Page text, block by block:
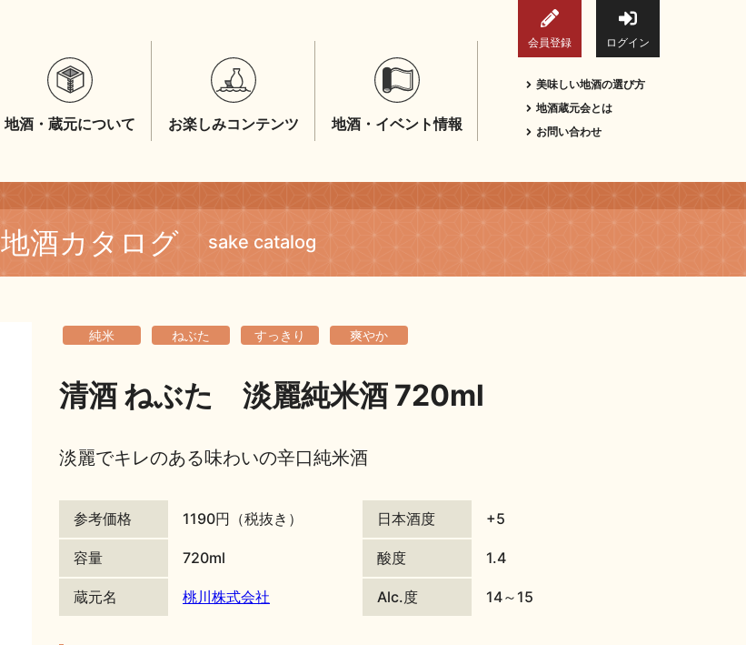
会員登録 ログイン
地酒・蔵元について お楽しみコンテンツ 地酒・イベント情報
美味しい地酒の選び方
地酒蔵元会とは
お問い合わせ
地酒カタログ sake catalog
純米 ねぶた すっきり 爽やか
清酒 ねぶた 淡麗純米酒 720ml
淡麗でキレのある味わいの辛口純米酒
参考価格 1190円（税抜き）
容量 720ml
蔵元名 桃川株式会社
日本酒度 +5
酸度 1.4
Alc.度 14～15